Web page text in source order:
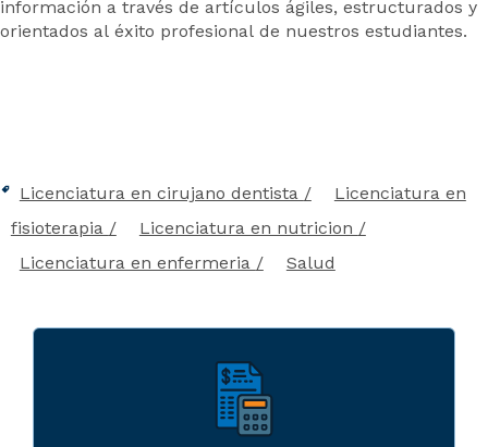
información a través de artículos ágiles, estructurados y
orientados al éxito profesional de nuestros estudiantes.
Licenciatura en cirujano dentista
Licenciatura en
fisioterapia
Licenciatura en nutricion
Licenciatura en enfermeria
Salud